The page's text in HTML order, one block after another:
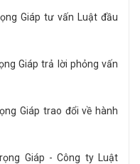
Giáp tư vấn Luật đầu
Giáp trả lời phỏng vấn
Giáp trao đổi về hành
Giáp - Công ty Luật